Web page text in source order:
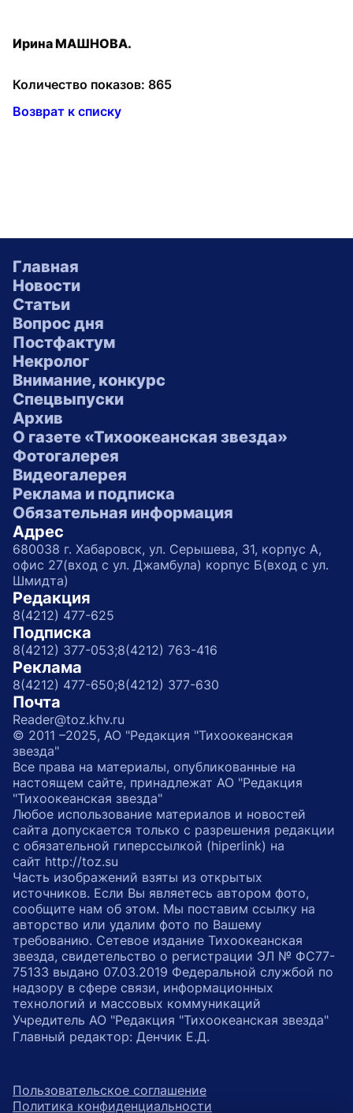
Ирина МАШНОВА.
Количество показов: 865
Возврат к списку
Главная
Новости
Статьи
Вопрос дня
Постфактум
Некролог
Внимание, конкурс
Спецвыпуски
Архив
О газете «Тихоокеанская звезда»
Фотогалерея
Видеогалерея
Реклама и подписка
Обязательная информация
Адрес
680038 г. Хабаровск, ул. Серышева, 31, корпус А,
офис 27(вход с ул. Джамбула) корпус Б(вход с ул.
Шмидта)
Редакция
8(4212) 477-625
Подписка
8(4212) 377-053;8(4212) 763-416
Реклама
8(4212) 477-650;8(4212) 377-630
Почта
Reader@toz.khv.ru
© 2011 –2025, АО "Редакция "Тихоокеанская
звезда"
Все права на материалы, опубликованные на
настоящем сайте, принадлежат АО "Редакция
"Тихоокеанская звезда"
Любое использование материалов и новостей
сайта допускается только с разрешения редакции
с обязательной гиперссылкой (hiperlink) на
сайт http://toz.su
Часть изображений взяты из открытых
источников. Если Вы являетесь автором фото,
сообщите нам об этом. Мы поставим ссылку на
авторство или удалим фото по Вашему
требованию. Сетевое издание Тихоокеанская
звезда, свидетельство о регистрации ЭЛ № ФС77-
75133 выдано 07.03.2019 Федеральной службой по
надзору в сфере связи, информационных
технологий и массовых коммуникаций
Учредитель АО "Редакция "Тихоокеанская звезда"
Главный редактор: Денчик Е.Д.
Пользовательское соглашение
Политика конфиденциальности